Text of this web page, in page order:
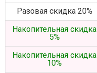
Разовая скидка 20%
Накопительная скидка
5%
Накопительная скидка
10%